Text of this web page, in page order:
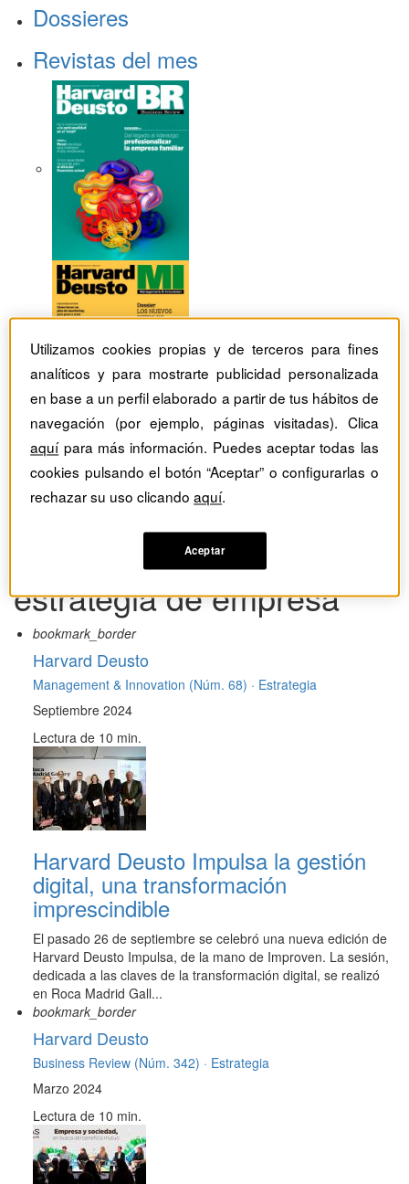
Dossieres
Revistas del mes
tag
Artículos con el Tag:
estrategia de empresa
bookmark_border
Harvard Deusto
Management & Innovation (Núm. 68) · Estrategia
Septiembre 2024
Lectura de 10 min.
Harvard Deusto Impulsa la gestión
digital, una transformación
imprescindible
El pasado 26 de septiembre se celebró una nueva edición de
Harvard Deusto Impulsa, de la mano de Improven. La sesión,
dedicada a las claves de la transformación digital, se realizó
en Roca Madrid Gall...
bookmark_border
Harvard Deusto
Business Review (Núm. 342) · Estrategia
Marzo 2024
Lectura de 10 min.
Utilizamos cookies propias y de terceros para fines
analíticos y para mostrarte publicidad personalizada
en base a un perfil elaborado a partir de tus hábitos de
navegación (por ejemplo, páginas visitadas). Clica
aquípara más información. Puedes aceptar todas las
cookies pulsando el botón “Aceptar” o configurarlas o
rechazar su uso clicandoaquí.
Aceptar